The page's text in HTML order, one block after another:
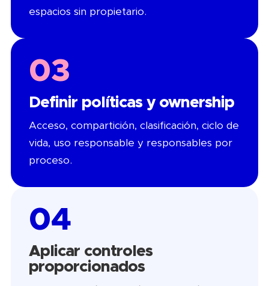
espacios sin propietario.
03
Definir políticas y ownership
Acceso, compartición, clasificación, ciclo de
vida, uso responsable y responsables por
proceso.
04
Aplicar controles
proporcionados